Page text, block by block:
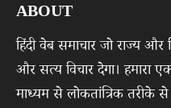
ABOUT
हिंदी वेब समाचार जो राज्य
और सत्य विचार देगा। हमारा
माध्यम से लोकतांत्रिक तरीके